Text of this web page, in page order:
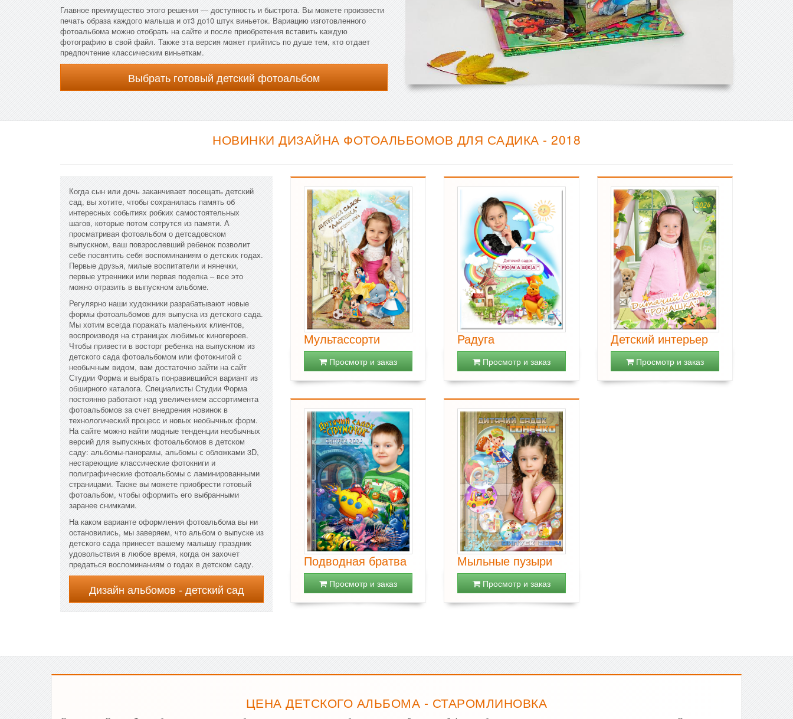
Главное преимущество этого решения — доступность и быстрота. Вы можете произвести
печать образа каждого малыша и от3 до10 штук виньеток. Вариацию изготовленного
фотоальбома можно отобрать на сайте и после приобретения вставить каждую
фотографию в свой файл. Также эта версия может прийтись по душе тем, кто отдает
предпочтение классическим виньеткам.
Выбрать готовый детский фотоальбом
НОВИНКИ ДИЗАЙНА ФОТОАЛЬБОМОВ ДЛЯ САДИКА - 2018
Когда сын или дочь заканчивает посещать детский
сад, вы хотите, чтобы сохранилась память об
интересных событиях робких самостоятельных
шагов, которые потом сотрутся из памяти. А
просматривая фотоальбом о детсадовском
выпускном, ваш повзрослевший ребенок позволит
себе посвятить себя воспоминаниям о детских годах.
Первые друзья, милые воспитатели и нянечки,
первые утренники или первая поделка – все это
можно отразить в выпускном альбоме.
Регулярно наши художники разрабатывают новые
формы фотоальбомов для выпуска из детского сада.
Мы хотим всегда поражать маленьких клиентов,
воспроизводя на страницах любимых киногероев.
Чтобы привести в восторг ребенка на выпускном из
детского сада фотоальбомом или фотокнигой с
необычным видом, вам достаточно зайти на сайт
Студии Форма и выбрать понравившийся вариант из
обширного каталога. Специалисты Студии Форма
постоянно работают над увеличением ассортимента
фотоальбомов за счет внедрения новинок в
технологический процесс и новых необычных форм.
На сайте можно найти модные тенденции необычных
версий для выпускных фотоальбомов в детском
саду: альбомы-панорамы, альбомы с обложками 3D,
нестареющие классические фотокниги и
полиграфические фотоальбомы с ламинированными
страницами. Также вы можете приобрести готовый
фотоальбом, чтобы оформить его выбранными
заранее снимками.
На каком варианте оформления фотоальбома вы ни
остановились, мы заверяем, что альбом о выпуске из
детского сада принесет вашему малышу праздник
удовольствия в любое время, когда он захочет
предаться воспоминаниям о годах в детском саду.
Дизайн альбомов - детский сад
Мультассорти
Просмотр и заказ
Радуга
Просмотр и заказ
Детский интерьер
Просмотр и заказ
Подводная братва
Просмотр и заказ
Мыльные пузыри
Просмотр и заказ
ЦЕНА ДЕТСКОГО АЛЬБОМА - СТАРОМЛИНОВКА